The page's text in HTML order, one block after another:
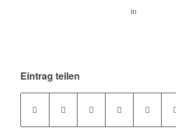
in
Eintrag teilen